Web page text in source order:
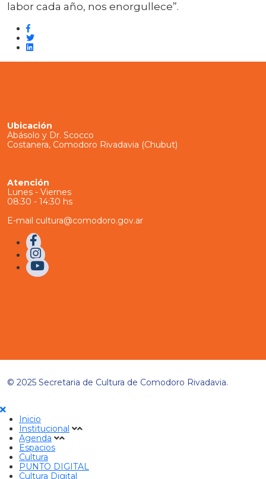
labor cada año, nos enorgullece”.
Ubicación
Abásolo y Dr. Scocco
Costanera, Comodoro Rivadavia (Chubut)
Atención
Lunes - Viernes
08:30 - 14:30 hs
E-mail cultura@comodoro.gov.ar
© 2025 Secretaria de Cultura de Comodoro Rivadavia.
Inicio
Institucional
Agenda
Espacios
Cultura
PUNTO DIGITAL
Cultura Digital